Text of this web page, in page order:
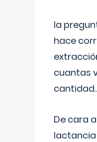
la
hace
cuantas
De cara